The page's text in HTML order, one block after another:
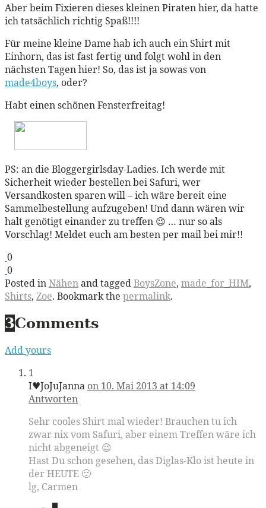
Aber beim Fixieren dieses kleinen Piraten hier, da hatte
ich tatsächlich richtig Spaß!!!!
Für meine kleine Dame hab ich auch ein Shirt mit
Einhorn, das ist fast fertig und folgt wohl in den
nächsten Tagen hier! So, das ist ja sowas von
made4boys, oder?
Habt einen schönen Fensterfreitag!
PS: an die Bloggergirlsday-Ladies. Ich werde mit
Sicherheit wieder bestellen bei Safuri, wer
Versandkosten sparen will – ich wäre bereit eine
Sammelbestellung aufzugeben! Und dann wären wir
halt genötigt einander zu treffen 😉 … nur so als
Vorschlag! Meldet euch am besten per mail bei mir!!
0
0
Posted inNähenand taggedBoysZone, made_for_HIM,
Shirts, Zoe. Bookmark the permalink.
3Comments
Add yours
1
I♥JoJuJanna on 10. Mai 2013 at 14:09
Antworten
Sehr cooles Shirt mal wieder! Brauchen tu ich
zwar nix vom Safuri, aber einem Treffen wäre ich
nicht abgeneigt 😉
Hast Du schon gesehen, das Diglas-Klo ist heute in
der HEUTE 🙂
lg, Carmen